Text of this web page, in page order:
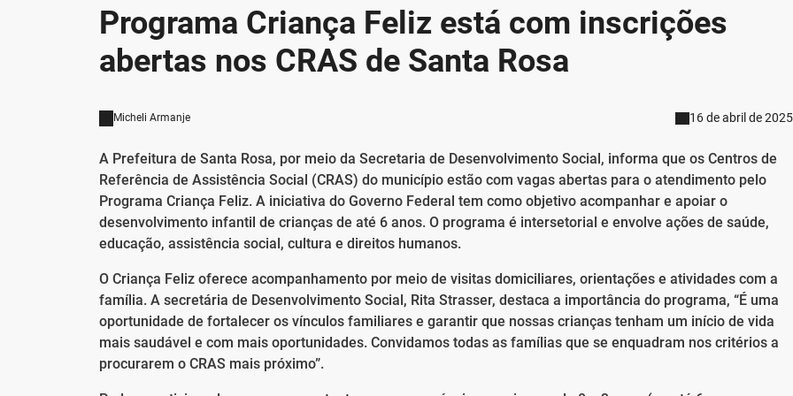
Programa Criança Feliz está com inscrições
abertas nos CRAS de Santa Rosa
Micheli Armanje 16 de abril de 2025
A Prefeitura de Santa Rosa, por meio da Secretaria de Desenvolvimento Social, informa que os Centros de
Referência de Assistência Social (CRAS) do município estão com vagas abertas para o atendimento pelo
Programa Criança Feliz. A iniciativa do Governo Federal tem como objetivo acompanhar e apoiar o
desenvolvimento infantil de crianças de até 6 anos. O programa é intersetorial e envolve ações de saúde,
educação, assistência social, cultura e direitos humanos.
O Criança Feliz oferece acompanhamento por meio de visitas domiciliares, orientações e atividades com a
família. A secretária de Desenvolvimento Social, Rita Strasser, destaca a importância do programa, “É uma
oportunidade de fortalecer os vínculos familiares e garantir que nossas crianças tenham um início de vida
mais saudável e com mais oportunidades. Convidamos todas as famílias que se enquadram nos critérios a
procurarem o CRAS mais próximo”.
r